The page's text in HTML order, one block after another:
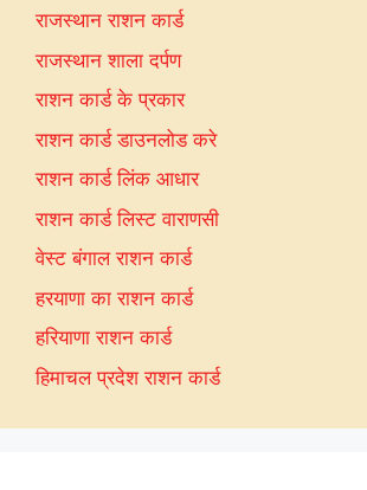
राजस्थान राशन कार्ड
राजस्थान शाला दर्पण
राशन कार्ड के प्रकार
राशन कार्ड डाउनलोड करे
राशन कार्ड लिंक आधार
राशन कार्ड लिस्ट वाराणसी
वेस्ट बंगाल राशन कार्ड
हरयाणा का राशन कार्ड
हरियाणा राशन कार्ड
हिमाचल प्रदेश राशन कार्ड